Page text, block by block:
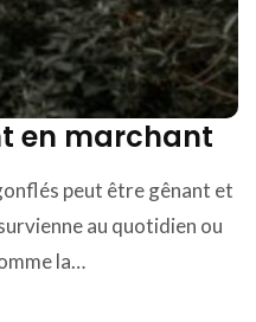
en marchant
peut être gênant et
au quotidien ou
la…